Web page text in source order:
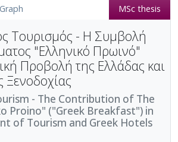
Graph MSc thesis
Τουρισμός - Η Συμβολή
"Ελληνικό Πρωινό"
Προβολή της Ελλάδας και
Ξενοδοχίας
- The Contribution of The
Proino" ("Greek Breakfast") in
of Tourism and Greek Hotels